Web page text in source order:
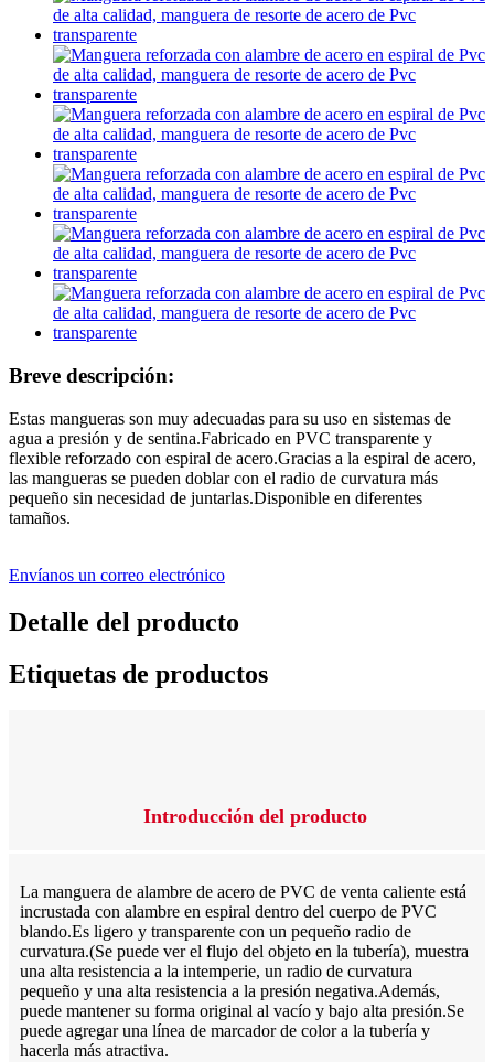
Breve descripción:
Estas mangueras son muy adecuadas para su uso en sistemas de
agua a presión y de sentina.Fabricado en PVC transparente y
flexible reforzado con espiral de acero.Gracias a la espiral de acero,
las mangueras se pueden doblar con el radio de curvatura más
pequeño sin necesidad de juntarlas.Disponible en diferentes
tamaños.
Envíanos un correo electrónico
Detalle del producto
Etiquetas de productos
Introducción del producto
La manguera de alambre de acero de PVC de venta caliente está
incrustada con alambre en espiral dentro del cuerpo de PVC
blando.Es ligero y transparente con un pequeño radio de
curvatura.(Se puede ver el flujo del objeto en la tubería), muestra
una alta resistencia a la intemperie, un radio de curvatura
pequeño y una alta resistencia a la presión negativa.Además,
puede mantener su forma original al vacío y bajo alta presión.Se
puede agregar una línea de marcador de color a la tubería y
hacerla más atractiva.